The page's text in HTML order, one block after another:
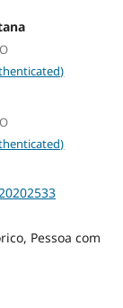
Pessoa com